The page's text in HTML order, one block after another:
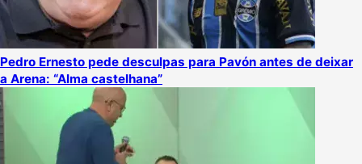
Pedro Ernesto pede desculpas para Pavón antes de deixar
a Arena: “Alma castelhana”